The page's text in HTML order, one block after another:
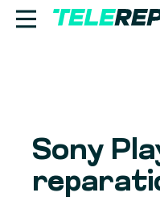
Find butik
Sony